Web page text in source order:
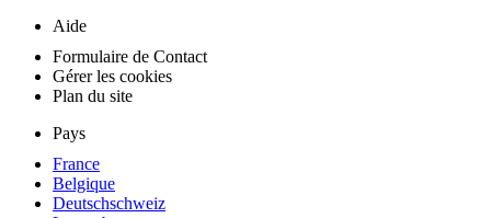
Aide
Formulaire de Contact
Gérer les cookies
Plan du site
Pays
France
Belgique
Deutschschweiz